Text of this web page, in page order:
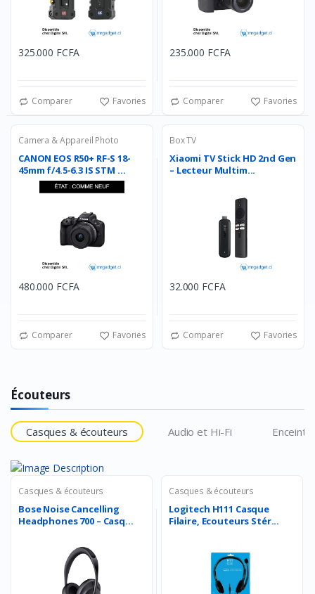
325.000 FCFA
Comparer Favories
235.000 FCFA
Comparer Favories
Camera & Appareil Photo
CANON EOS R50+ RF-S 18-
45mm f/4.5-6.3 IS STM ...
480.000 FCFA
Comparer Favories
Box TV
Xiaomi TV Stick HD 2nd Gen
– Lecteur Multim...
32.000 FCFA
Comparer Favories
Écouteurs
Casques & écouteurs Audio et Hi-Fi
Casques & écouteurs
Bose Noise Cancelling
Headphones 700 – Casq...
Casques & écouteurs
Logitech H111 Casque
Filaire, Ecouteurs Stér...